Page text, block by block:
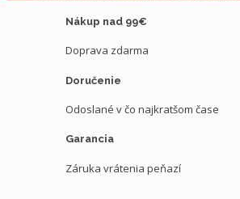
Nákup nad 99€
Doprava zdarma
Doručenie
Odoslané v čo najkratšom čase
Garancia
Záruka vrátenia peňazí